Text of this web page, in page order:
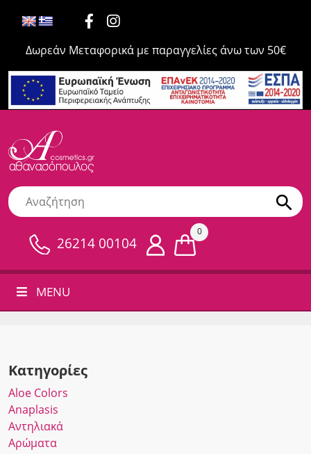
Δωρεάν Μεταφορικά με παραγγελίες άνω των 50€
26214 00104
0
MENU
Κατηγορίες
Αloe Colors
Anaplasis
Αντηλιακά
Αρώματα